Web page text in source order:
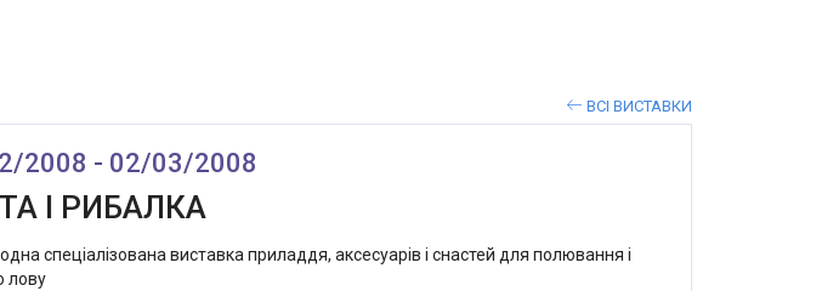
ВСІ ВИСТАВКИ
2008 - 02/03/2008
І РИБАЛКА
спеціалізована виставка приладдя, аксесуарів і снастей для полювання і
лову